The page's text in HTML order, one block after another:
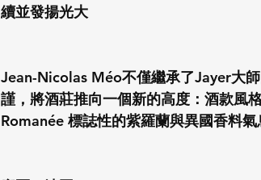
續並發揚光大
Jean-Nicolas Méo不僅繼承了Jayer大
謹，將酒莊推向一個新的高度：酒款風
Romanée 標誌性的紫羅蘭與異國香料氣